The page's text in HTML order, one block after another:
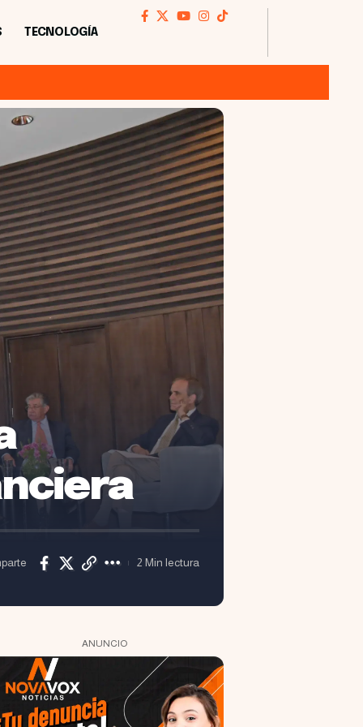
TECNOLOGÍA
2 Min lectura
ANUNCIO